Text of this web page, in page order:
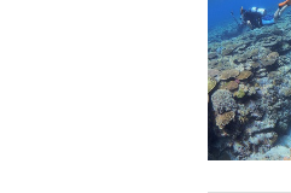
4.スイム遂行の可否と返金
ツアー当日は、ゲストの
金はいたしませんので、
沖縄の1月～3月は、季